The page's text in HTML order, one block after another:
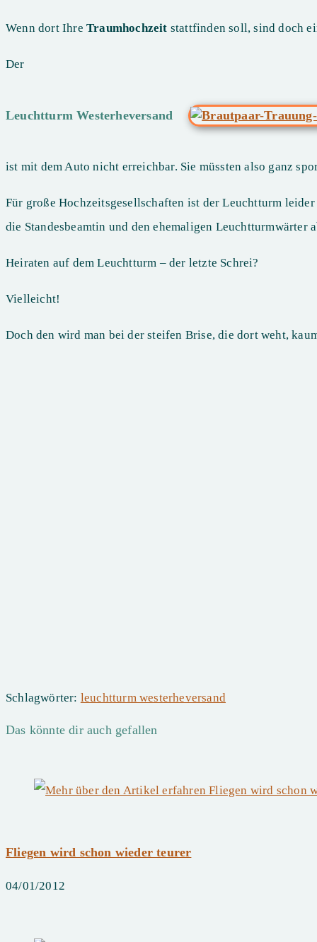
Wenn dort Ihre Traumhochzeit stattfinden soll, sind doch
Der
Leuchtturm Westerheversand
ist mit dem Auto nicht erreichbar. Sie müssten also ganz
Für große Hochzeitsgesellschaften ist der Leuchtturm
die Standesbeamtin und den ehemaligen Leuchtturmwärter
Heiraten auf dem Leuchtturm – der letzte Schrei?
Vielleicht!
Doch den wird man bei der steifen Brise, die dort weht,
Schlagwörter: leuchtturm westerheversand
Das könnte dir auch gefallen
Fliegen wird schon wieder teurer
04/01/2012